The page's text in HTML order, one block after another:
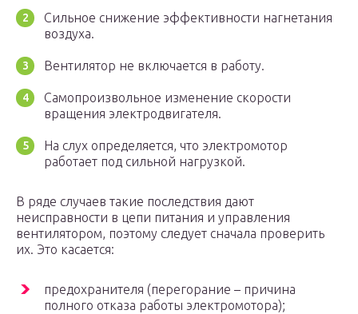
Сильное снижение эффективности нагнетания
воздуха.
Вентилятор не включается в работу.
Самопроизвольное изменение скорости
вращения электродвигателя.
На слух определяется, что электромотор
работает под сильной нагрузкой.
В ряде случаев такие последствия дают
неисправности в цепи питания и управления
вентилятором, поэтому следует сначала проверить
их. Это касается:
предохранителя (перегорание – причина
полного отказа работы электромотора);